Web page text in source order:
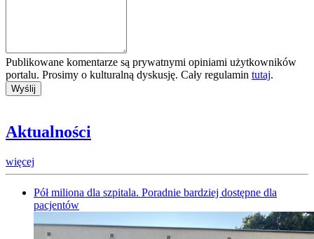
Publikowane komentarze są prywatnymi opiniami użytkowników
portalu. Prosimy o kulturalną dyskusję. Cały regulamin tutaj.
Aktualności
więcej
Pół miliona dla szpitala. Poradnie bardziej dostępne dla
pacjentów